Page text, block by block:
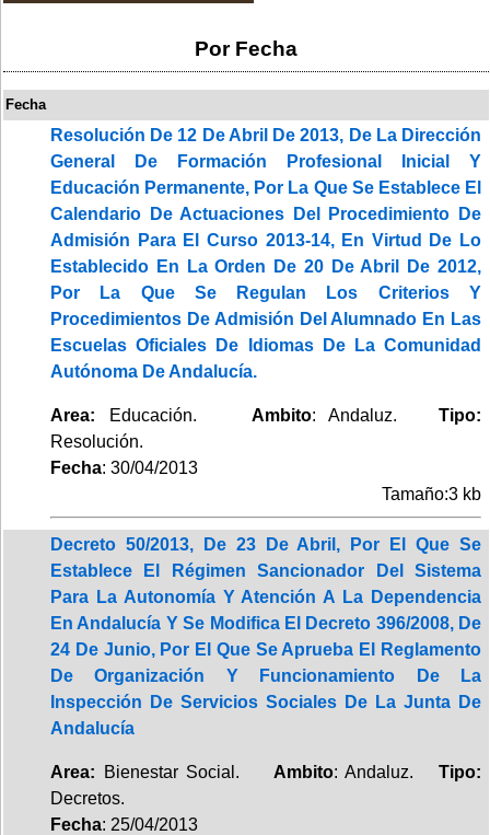
Por Fecha
Fecha
Resolución De 12 De Abril De 2013, De La Dirección
General De Formación Profesional Inicial Y
Educación Permanente, Por La Que Se Establece El
Calendario De Actuaciones Del Procedimiento De
Admisión Para El Curso 2013-14, En Virtud De Lo
Establecido En La Orden De 20 De Abril De 2012,
Por La Que Se Regulan Los Criterios Y
Procedimientos De Admisión Del Alumnado En Las
Escuelas Oficiales De Idiomas De La Comunidad
Autónoma De Andalucía.
Area: Educación. Ambito: Andaluz.Tipo:
Resolución.
Fecha: 30/04/2013
Tamaño:3 kb
Decreto 50/2013, De 23 De Abril, Por El Que Se
Establece El Régimen Sancionador Del Sistema
Para La Autonomía Y Atención A La Dependencia
En Andalucía Y Se Modifica El Decreto 396/2008, De
24 De Junio, Por El Que Se Aprueba El Reglamento
De Organización Y Funcionamiento De La
Inspección De Servicios Sociales De La Junta De
Andalucía
Area: Bienestar Social. Ambito: Andaluz.Tipo:
Decretos.
Fecha: 25/04/2013